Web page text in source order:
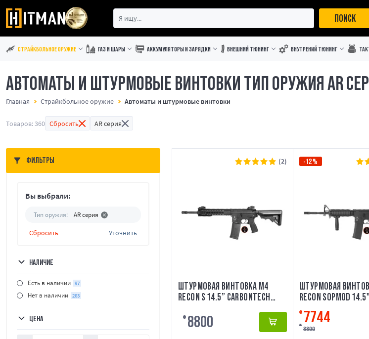
ПОИСК
СТРАЙКБОЛЬНОЕ ОРУЖИЕ ГАЗ И ШАРЫ АККУМУЛЯТОРЫ И ЗАРЯДКИ ВНЕШНИЙ ТЮНИНГ ВНУТРЕНИЙ ТЮНИНГ
АВТОМАТЫ И ШТУРМОВЫЕ ВИНТОВКИ ТИП ОРУЖИЯ AR
Главная Страйкбольное оружие Автоматы и штурмовые винтовки
Товаров: 360 Сбросить AR серия
ФИЛЬТРЫ
Вы выбрали:
Тип оружия: AR серия
Сбросить Уточнить
НАЛИЧИЕ
Есть в наличии 97
Нет в наличии 263
ЦЕНА
(2)
ШТУРМОВАЯ ВИНТОВКА M4
RECON S 14.5” CARBONTECH
₴ 8800
-12%
ШТУРМОВАЯ
RECON SOPMOD 14.5"
CARBONTECH
1004
₴ 7744
₴ 8800